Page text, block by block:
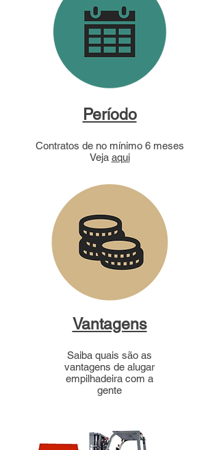
Período
Contratos de no mínimo 6 meses
Veja aqui
Vantagens
Saiba quais são as
vantagens de alugar
empilhadeira com a
gente